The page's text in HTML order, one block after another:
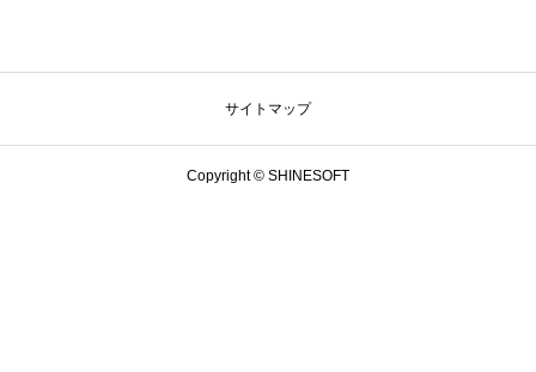
サイトマップ
Copyright © SHINESOFT